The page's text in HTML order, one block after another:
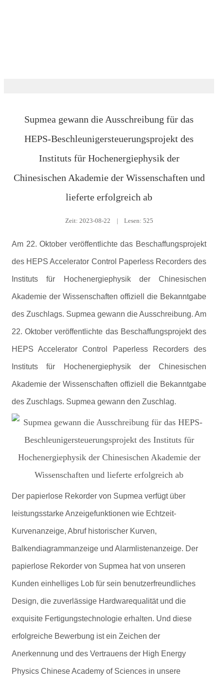
Supmea gewann die Ausschreibung für das
HEPS-Beschleunigersteuerungsprojekt des
Instituts für Hochenergiephysik der
Chinesischen Akademie der Wissenschaften und
lieferte erfolgreich ab
Zeit: 2023-08-22 | Lesen: 525
Am 22. Oktober veröffentlichte das Beschaffungsprojekt
des HEPS Accelerator Control Paperless Recorders des
Instituts für Hochenergiephysik der Chinesischen
Akademie der Wissenschaften offiziell die Bekanntgabe
des Zuschlags. Supmea gewann die Ausschreibung. Am
22. Oktober veröffentlichte das Beschaffungsprojekt des
HEPS Accelerator Control Paperless Recorders des
Instituts für Hochenergiephysik der Chinesischen
Akademie der Wissenschaften offiziell die Bekanntgabe
des Zuschlags. Supmea gewann den Zuschlag.
Der papierlose Rekorder von Supmea verfügt über
leistungsstarke Anzeigefunktionen wie Echtzeit-
Kurvenanzeige, Abruf historischer Kurven,
Balkendiagrammanzeige und Alarmlistenanzeige. Der
papierlose Rekorder von Supmea hat von unseren
Kunden einhelliges Lob für sein benutzerfreundliches
Design, die zuverlässige Hardwarequalität und die
exquisite Fertigungstechnologie erhalten. Und diese
erfolgreiche Bewerbung ist ein Zeichen der
Anerkennung und des Vertrauens der High Energy
Physics Chinese Academy of Sciences in unsere